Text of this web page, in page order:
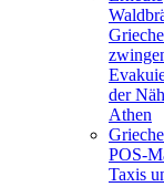
der
Athen
POS-
Taxis